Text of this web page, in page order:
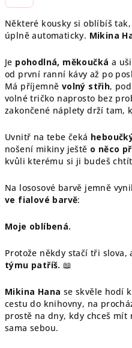
Některé kousky si oblíbíš
úplně automaticky. Mikina
Je pohodlná, měkoučká a
od první ranní kávy až po
Má příjemně volný střih,
volné tričko naprosto bez
zakončené náplety drží tam,
Uvnitř na tebe čeká
nošení mikiny ještě o něco
kvůli kterému si ji budeš
Na lososové barvě jemně
ve fialové barvě:
Moje oblíbená.
Protože někdy stačí tři slova,
týmu patříš. 📖
Mikina Hana se skvěle hodí
cestu do knihovny, na
prostě na dny, kdy chceš mít
sama sebou.